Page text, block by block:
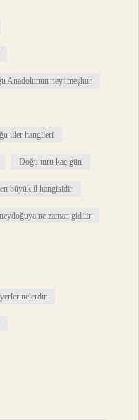
Anadolunun neyi meşhur
iller hangileri
Doğu turu kaç gün
büyük il hangisidir
ne zaman gidilir
nelerdir